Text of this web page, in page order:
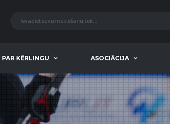
PAR KĒRLINGU ASOCIĀCIJA